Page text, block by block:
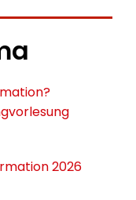
2026